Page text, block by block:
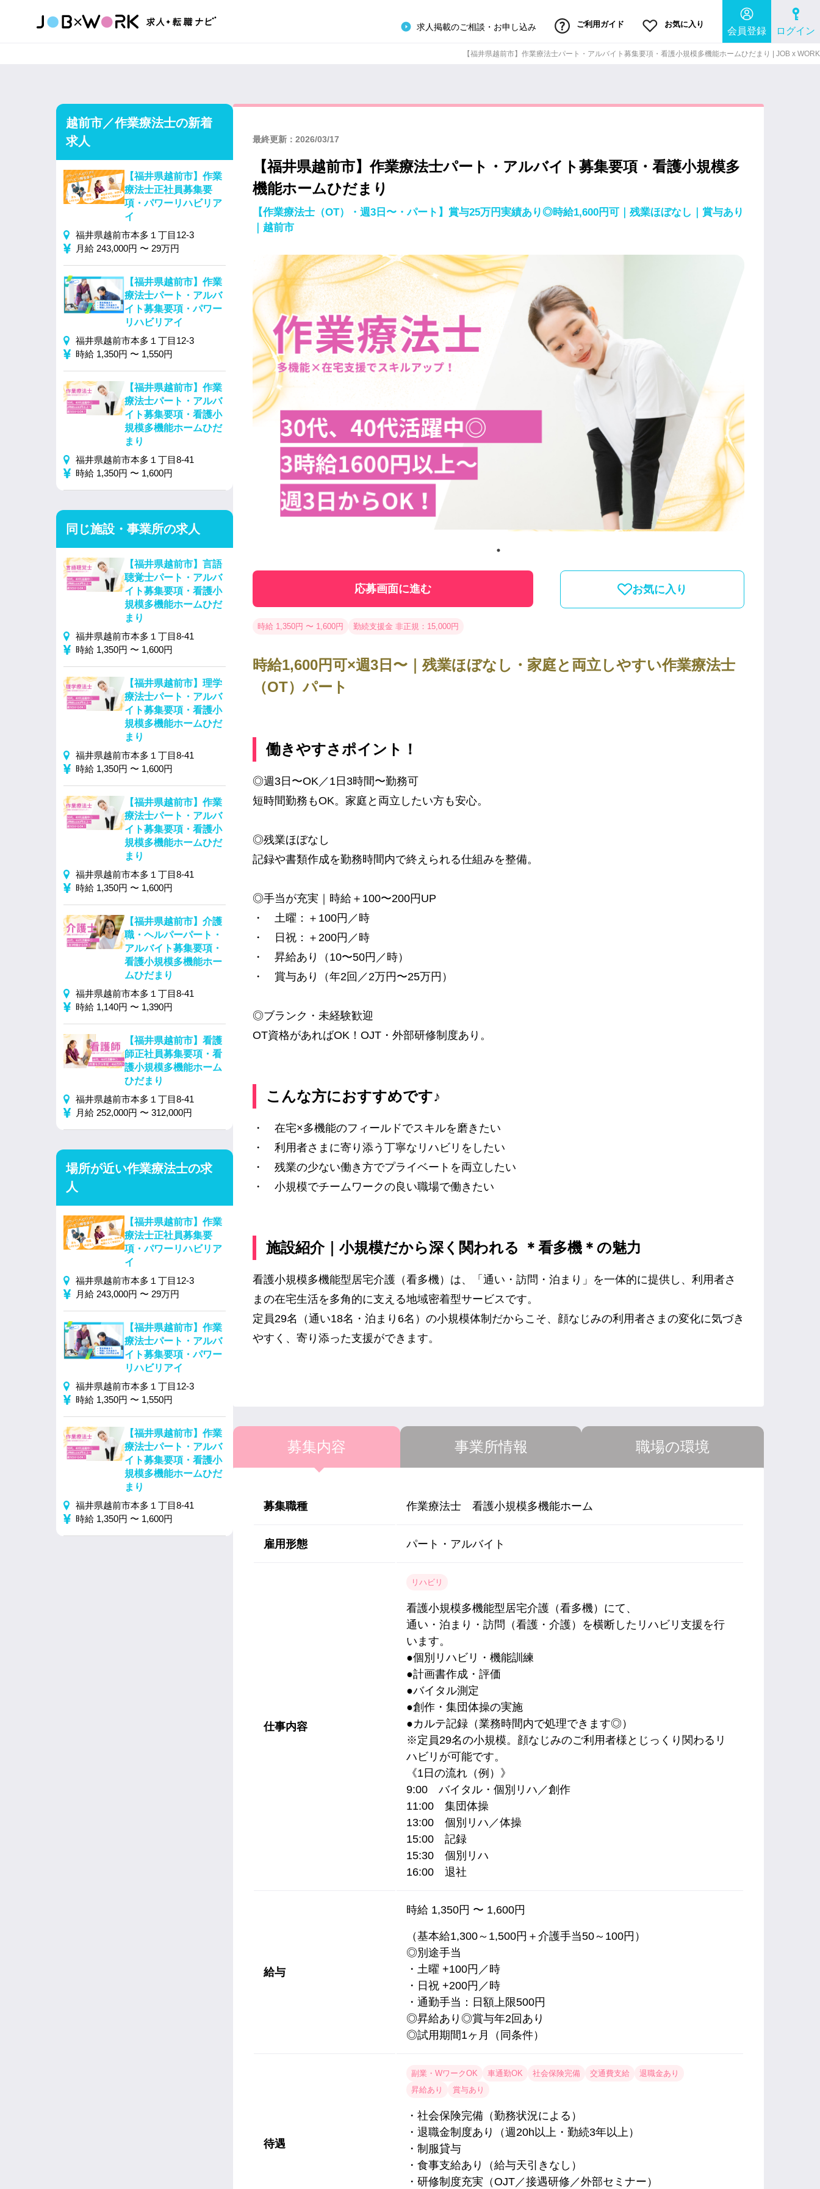
求人掲載のご相談・お申し込み ご利用ガイド お気に入り
会員登録 ログイン
【福井県越前市】作業療法士パート・アルバイト募集要項・看護小規模多機能ホームひだまり | JOB x WORK
最終更新：2026/03/17
【福井県越前市】作業療法士パート・アルバイト募集要項・看護小規模多
機能ホームひだまり
【作業療法士（OT）・週3日〜・パート】賞与25万円実績あり◎時給1,600円可｜残業ほぼなし｜賞与あり
｜越前市
応募画面に進む お気に入り
時給 1,350円 〜 1,600円 勤続支援金 非正規：15,000円
時給1,600円可×週3日〜｜残業ほぼなし・家庭と両立しやすい作業療法士
（OT）パート
働きやすさポイント！
◎週3日〜OK／1日3時間〜勤務可
短時間勤務もOK。家庭と両立したい方も安心。
◎残業ほぼなし
記録や書類作成を勤務時間内で終えられる仕組みを整備。
◎手当が充実｜時給＋100〜200円UP
・ 土曜：＋100円／時
・ 日祝：＋200円／時
・ 昇給あり（10〜50円／時）
・ 賞与あり（年2回／2万円〜25万円）
◎ブランク・未経験歓迎
OT資格があればOK！OJT・外部研修制度あり。
こんな方におすすめです♪
・ 在宅×多機能のフィールドでスキルを磨きたい
・ 利用者さまに寄り添う丁寧なリハビリをしたい
・ 残業の少ない働き方でプライベートを両立したい
・ 小規模でチームワークの良い職場で働きたい
施設紹介｜小規模だから深く関われる ＊看多機＊の魅力
看護小規模多機能型居宅介護（看多機）は、「通い・訪問・泊まり」を一体的に提供し、利用者さ
まの在宅生活を多角的に支える地域密着型サービスです。
定員29名（通い18名・泊まり6名）の小規模体制だからこそ、顔なじみの利用者さまの変化に気づき
やすく、寄り添った支援ができます。
募集内容 事業所情報 職場の環境
募集職種 作業療法士 看護小規模多機能ホーム
雇用形態 パート・アルバイト
仕事内容
リハビリ
看護小規模多機能型居宅介護（看多機）にて、
通い・泊まり・訪問（看護・介護）を横断したリハビリ支援を行
います。
●個別リハビリ・機能訓練
●計画書作成・評価
●バイタル測定
●創作・集団体操の実施
●カルテ記録（業務時間内で処理できます◎）
※定員29名の小規模。顔なじみのご利用者様とじっくり関わるリ
ハビリが可能です。
《1日の流れ（例）》
9:00 バイタル・個別リハ／創作
11:00 集団体操
13:00 個別リハ／体操
15:00 記録
15:30 個別リハ
16:00 退社
給与
時給 1,350円 〜 1,600円
（基本給1,300～1,500円＋介護手当50～100円）
◎別途手当
・土曜 +100円／時
・日祝 +200円／時
・通勤手当：日額上限500円
◎昇給あり◎賞与年2回あり
◎試用期間1ヶ月（同条件）
待遇
副業・WワークOK 車通勤OK 社会保険完備 交通費支給
退職金あり
昇給あり
賞与あり
・社会保険完備（勤務状況による）
・退職金制度あり（週20h以上・勤続3年以上）
・制服貸与
・食事支給あり（給与天引きなし）
・研修制度充実（OJT／接遇研修／外部セミナー）
越前市／作業療法士の新着
求人
【福井県越前市】作業
療法士正社員募集要
項・パワーリハビリア
イ
福井県越前市本多１丁目12-3
月給 243,000円 〜 29万円
【福井県越前市】作業
療法士パート・アルバ
イト募集要項・パワー
リハビリアイ
福井県越前市本多１丁目12-3
時給 1,350円 〜 1,550円
【福井県越前市】作業
療法士パート・アルバ
イト募集要項・看護小
規模多機能ホームひだ
まり
福井県越前市本多１丁目8-41
時給 1,350円 〜 1,600円
同じ施設・事業所の求人
【福井県越前市】言語
聴覚士パート・アルバ
イト募集要項・看護小
規模多機能ホームひだ
まり
福井県越前市本多１丁目8-41
時給 1,350円 〜 1,600円
【福井県越前市】理学
療法士パート・アルバ
イト募集要項・看護小
規模多機能ホームひだ
まり
福井県越前市本多１丁目8-41
時給 1,350円 〜 1,600円
【福井県越前市】作業
療法士パート・アルバ
イト募集要項・看護小
規模多機能ホームひだ
まり
福井県越前市本多１丁目8-41
時給 1,350円 〜 1,600円
【福井県越前市】介護
職・ヘルパーパート・
アルバイト募集要項・
看護小規模多機能ホー
ムひだまり
福井県越前市本多１丁目8-41
時給 1,140円 〜 1,390円
【福井県越前市】看護
師正社員募集要項・看
護小規模多機能ホーム
ひだまり
福井県越前市本多１丁目8-41
月給 252,000円 〜 312,000円
場所が近い作業療法士の求
人
【福井県越前市】作業
療法士正社員募集要
項・パワーリハビリア
イ
福井県越前市本多１丁目12-3
月給 243,000円 〜 29万円
【福井県越前市】作業
療法士パート・アルバ
イト募集要項・パワー
リハビリアイ
福井県越前市本多１丁目12-3
時給 1,350円 〜 1,550円
【福井県越前市】作業
療法士パート・アルバ
イト募集要項・看護小
規模多機能ホームひだ
まり
福井県越前市本多１丁目8-41
時給 1,350円 〜 1,600円